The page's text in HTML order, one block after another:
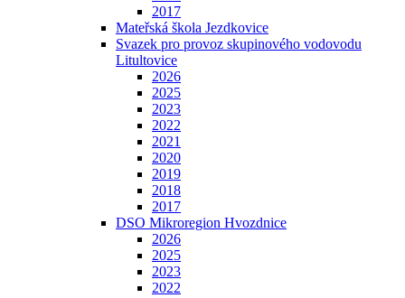
2017
Mateřská škola Jezdkovice
Svazek pro provoz skupinového vodovodu
Litultovice
2026
2025
2023
2022
2021
2020
2019
2018
2017
DSO Mikroregion Hvozdnice
2026
2025
2023
2022